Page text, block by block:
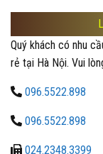
Quý khách có nhu
rẻ tại Hà Nội. Vui
096.5522.898
096.5522.898
024.2348.3399